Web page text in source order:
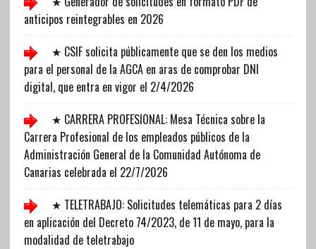
anticipos reintegrables en 2026
★ CSIF solicita públicamente que se den los medios
para el personal de la AGCA en aras de comprobar DNI
digital, que entra en vigor el 2/4/2026
★ CARRERA PROFESIONAL: Mesa Técnica sobre la
Carrera Profesional de los empleados públicos de la
Administración General de la Comunidad Autónoma de
Canarias celebrada el 22/7/2026
★ TELETRABAJO: Solicitudes telemáticas para 2 días
en aplicación del Decreto 74/2023, de 11 de mayo, para la
modalidad de teletrabajo